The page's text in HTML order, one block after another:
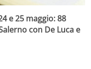
e 25 maggio: 88
con De Luca e